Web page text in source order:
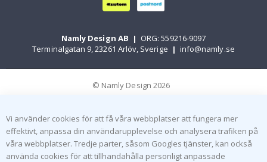
Namly Design AB | ORG: 559216-9097
Terminalgatan 9, 23261 Arlöv, Sverige | info@namly.se
© Namly Design 2026
Vi använder cookies för att få våra webbplatser att fungera mer
effektivt, anpassa din användarupplevelse och analysera trafiken på
våra webbplatser. Tredje parter, såsom Googles tjänster, kan också
använda cookies för att tillhandahålla personligt anpassade